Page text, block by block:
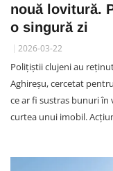
nouă lovitură.
o singură zi
2026-03-22
Polițiștii clujeni au
Aghireșu, cercetat
ce ar fi sustras bunuri în
curtea unui imobil.